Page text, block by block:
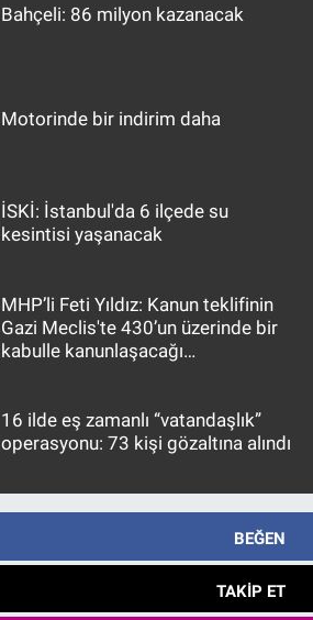
Bahçeli: 86 milyon kazanacak
Motorinde bir indirim daha
İSKİ: İstanbul'da 6 ilçede su
kesintisi yaşanacak
MHP’li Feti Yıldız: Kanun teklifinin
Gazi Meclis'te 430’un üzerinde bir
kabulle kanunlaşacağı
16 ilde eş zamanlı “vatandaşlık”
operasyonu: 73 kişi gözaltına alındı
BEĞEN
TAKIP ET